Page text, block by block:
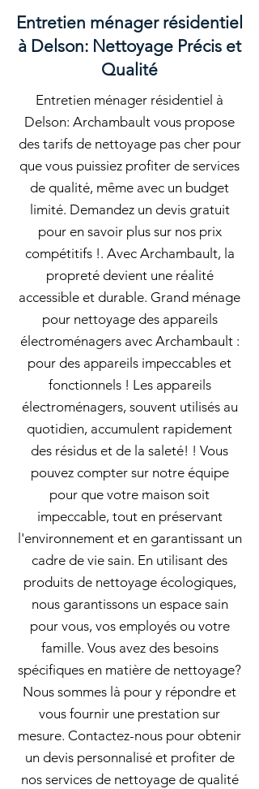
Entretien ménager résidentiel
à Delson: Nettoyage Précis et
Qualité
Entretien ménager résidentiel à
Delson: Archambault vous propose
des tarifs de nettoyage pas cher pour
que vous puissiez profiter de services
de qualité, même avec un budget
limité. Demandez un devis gratuit
pour en savoir plus sur nos prix
compétitifs !. Avec Archambault, la
propreté devient une réalité
accessible et durable. Grand ménage
pour nettoyage des appareils
électroménagers avec Archambault :
pour des appareils impeccables et
fonctionnels ! Les appareils
électroménagers, souvent utilisés au
quotidien, accumulent rapidement
des résidus et de la saleté! ! Vous
pouvez compter sur notre équipe
pour que votre maison soit
impeccable, tout en préservant
l'environnement et en garantissant un
cadre de vie sain. En utilisant des
produits de nettoyage écologiques,
nous garantissons un espace sain
pour vous, vos employés ou votre
famille. Vous avez des besoins
spécifiques en matière de nettoyage?
Nous sommes là pour y répondre et
vous fournir une prestation sur
mesure. Contactez-nous pour obtenir
un devis personnalisé et profiter de
nos services de nettoyage de qualité